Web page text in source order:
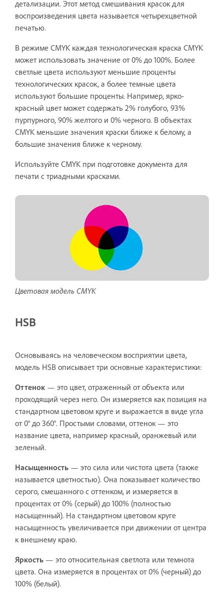
детализации. Этот метод смешивания красок для
воспроизведения цвета называется четырехцветной
печатью.
В режиме CMYK каждая технологическая краска CMYK
может использовать значение от 0% до 100%. Более
светлые цвета используют меньшие проценты
технологических красок, а более темные цвета
используют большие проценты. Например, ярко-
красный цвет может содержать 2% голубого, 93%
пурпурного, 90% желтого и 0% черного. В объектах
CMYK меньшие значения краски ближе к белому, а
большие значения ближе к черному.
Используйте CMYK при подготовке документа для
печати с триадными красками.
Цветовая модель CMYK
HSB
Основываясь на человеческом восприятии цвета,
модель HSB описывает три основные характеристики:
Оттенок — это цвет, отраженный от объекта или
проходящий через него. Он измеряется как позиция на
стандартном цветовом круге и выражается в виде угла
от 0° до 360°. Простыми словами, оттенок — это
название цвета, например красный, оранжевый или
зеленый.
Насыщенность — это сила или чистота цвета (также
называется цветностью). Она показывает количество
серого, смешанного с оттенком, и измеряется в
процентах от 0% (серый) до 100% (полностью
насыщенный). На стандартном цветовом круге
насыщенность увеличивается при движении от центра
к внешнему краю.
Яркость — это относительная светлота или темнота
цвета. Она измеряется в процентах от 0% (черный) до
100% (белый).